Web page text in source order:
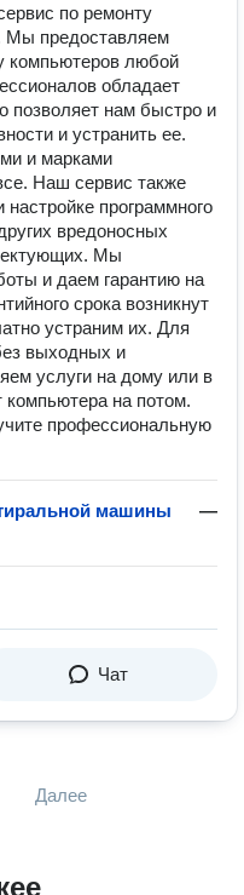
по ремонту
Мы предоставляем
компьютеров любой
обладает
позволяет нам быстро и
и устранить ее.
и марками
Наш сервис также
настройке программного
вредоносных
Мы
и даем гарантию на
срока возникнут
устраним их. Для
выходных и
услуги на дому или в
на потом.
профессиональную
машины
—
Чат
Далее